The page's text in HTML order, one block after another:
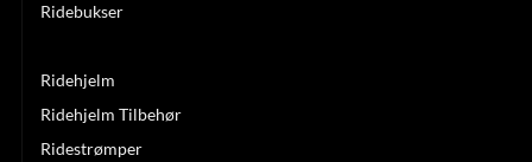
Ridebukser
Ridehjelm
Ridehjelm Tilbehør
Ridestrømper